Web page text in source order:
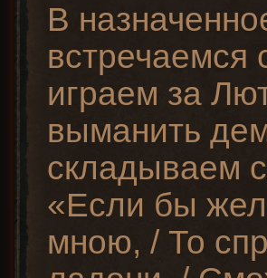
В
встречаемся
играем за
выманить
складываем
«Если бы
мною, / То